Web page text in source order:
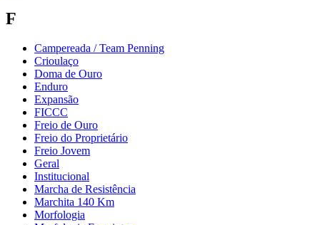
F
Campereada / Team Penning
Crioulaço
Doma de Ouro
Enduro
Expansão
FICCC
Freio de Ouro
Freio do Proprietário
Freio Jovem
Geral
Institucional
Marcha de Resistência
Marchita 140 Km
Morfologia